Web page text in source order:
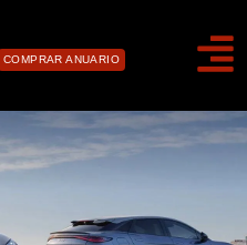
COMPRAR ANUARIO